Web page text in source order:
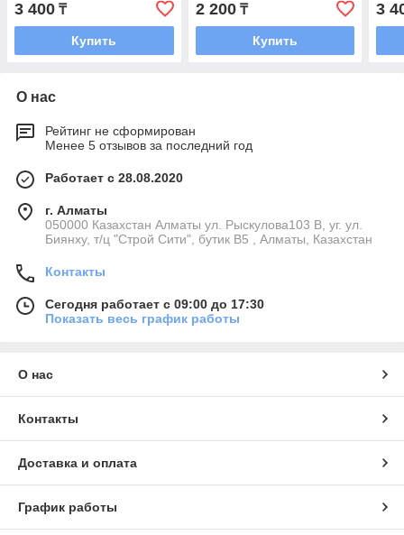
3 400 ₸
Купить
2 200₸
Купить
3
О нас
Рейтинг не сформирован
Менее 5 отзывов за последний год
Работает с 28.08.2020
г. Алматы
050000 Казахстан Алматы ул. Рыскулова103 В, уг. ул.
Биянху, т/ц "Строй Сити", бутик В5 , Алматы, Казахстан
Контакты
Сегодня работает с 09:00 до 17:30
Показать весь график работы
О нас
Контакты
Доставка и оплата
График работы